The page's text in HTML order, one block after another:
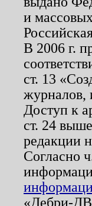
и
В 2006 г.
ст. 13
журналов,
Доступ к
ст. 24
редакции
Согласно
«Дебри-